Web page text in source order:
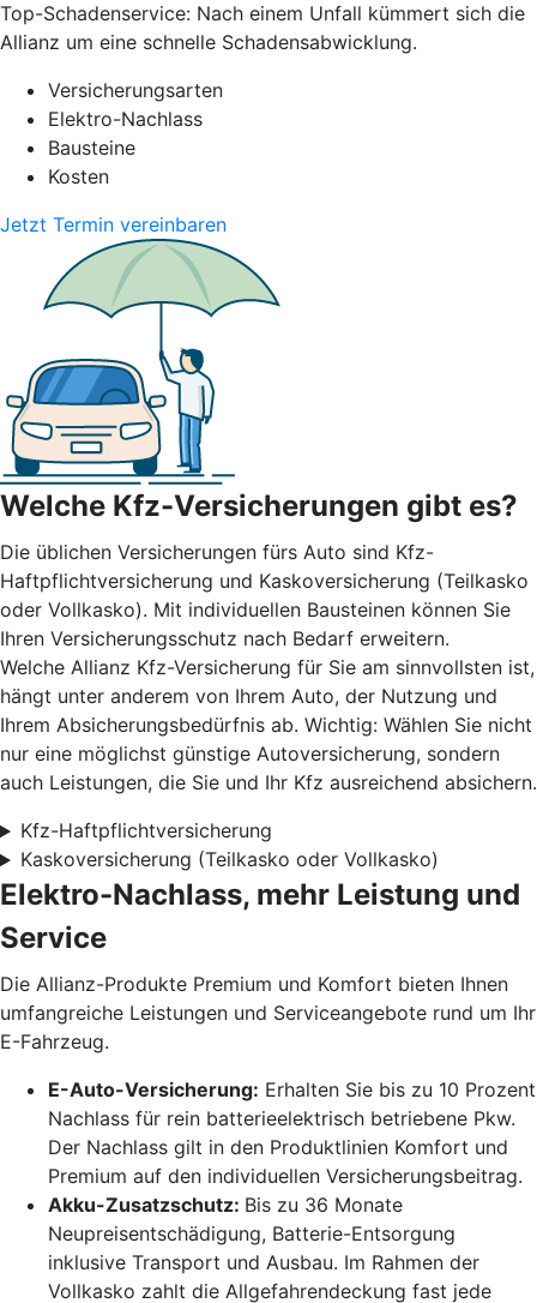
Top-Schadenservice: Nach einem Unfall kümmert sich die
Allianz um eine schnelle Schadensabwicklung.
Versicherungsarten
Elektro-Nachlass
Bausteine
Kosten
Jetzt Termin vereinbaren
Welche Kfz-Versicherungen gibt es?
Die üblichen Versicherungen fürs Auto sind Kfz-
Haftpflichtversicherung und Kaskoversicherung (Teilkasko
oder Vollkasko). Mit individuellen Bausteinen können Sie
Ihren Versicherungsschutz nach Bedarf erweitern.
Welche Allianz Kfz-Versicherung für Sie am sinnvollsten ist,
hängt unter anderem von Ihrem Auto, der Nutzung und
Ihrem Absicherungsbedürfnis ab. Wichtig: Wählen Sie nicht
nur eine möglichst günstige Autoversicherung, sondern
auch Leistungen, die Sie und Ihr Kfz ausreichend absichern.
Kfz-Haftpflichtversicherung
Kaskoversicherung (Teilkasko oder Vollkasko)
Elektro-Nachlass, mehr Leistung und
Service
Die Allianz-Produkte Premium und Komfort bieten Ihnen
umfangreiche Leistungen und Serviceangebote rund um Ihr
E-Fahrzeug.
E-Auto-Versicherung: Erhalten Sie bis zu 10 Prozent
Nachlass für rein batterieelektrisch betriebene Pkw.
Der Nachlass gilt in den Produktlinien Komfort und
Premium auf den individuellen Versicherungsbeitrag.
Akku-Zusatzschutz: Bis zu 36 Monate
Neupreisentschädigung, Batterie-Entsorgung
inklusive Transport und Ausbau. Im Rahmen der
Vollkasko zahlt die Allgefahrendeckung fast jede